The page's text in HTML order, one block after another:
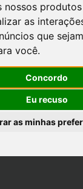
nossos
as
que
você.
Concordo
Eu recuso
as minhas
• 1 min leitura